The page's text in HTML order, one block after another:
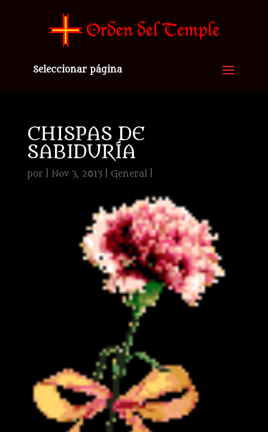
Seleccionar página
CHISPAS DE
SABIDURÍA
por Nov 3, 2013| General|